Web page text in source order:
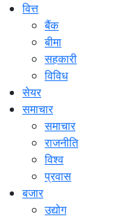
वित्त
बैंक
बीमा
सहकारी
विविध
सेयर
समाचार
समाचार
राजनीति
विश्व
प्रवास
बजार
उद्योग